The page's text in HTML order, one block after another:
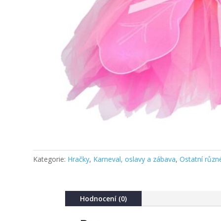
Kategorie: Hračky, Karneval, oslavy a zábava,Ostatní
Hodnocení (0)